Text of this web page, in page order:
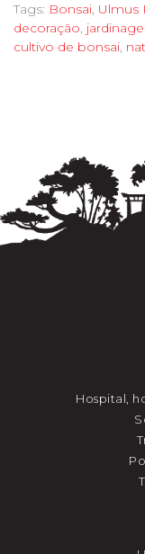
Tags: Bonsai, Ulmus
decoração,
cultivo de bonsai,
Hospital,